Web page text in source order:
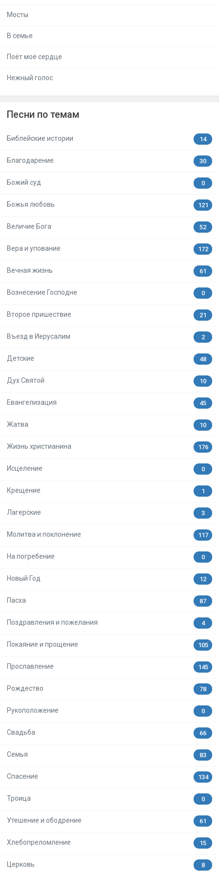
Мосты
В семье
Поёт моё сердце
Нежный голос
Песни по темам
Библейские истории 14
Благодарение 30
Божий суд 0
Божья любовь 121
Величие Бога 52
Вера и упование 172
Вечная жизнь 61
Вознесение Господне 0
Второе пришествие 21
Въезд в Иерусалим 2
Детские 48
Дух Святой 10
Евангелизация 45
Жатва 10
Жизнь христианина 176
Исцеление 0
Крещение 1
Лагерские 3
Молитва и поклонение 117
На погребение 0
Новый Год 12
Пасха 87
Поздравления и пожелания 4
Покаяние и прощение 105
Прославление 145
Рождество 78
Рукоположение 0
Свадьба 66
Семья 83
Спасение 134
Троица 0
Утешение и ободрение 61
Хлебопреломление 15
Церковь 8